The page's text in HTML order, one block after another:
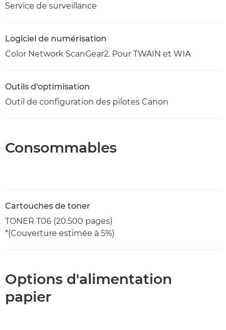
Service de surveillance
Logiciel de numérisation
Color Network ScanGear2. Pour TWAIN et WIA
Outils d'optimisation
Outil de configuration des pilotes Canon
Consommables
Cartouches de toner
TONER T06 (20.500 pages)
*(Couverture estimée à 5%)
Options d'alimentation
papier